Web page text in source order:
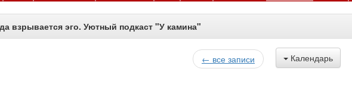
взрывается эго. Уютный подкаст "У камина"
Календарь
← все записи